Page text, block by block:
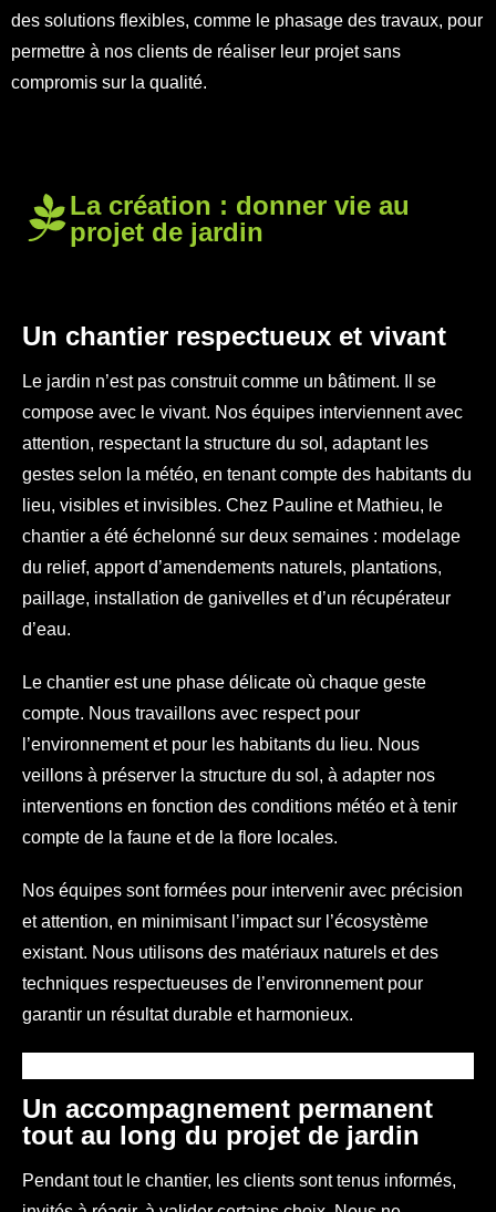
des solutions flexibles, comme le phasage des travaux, pour
permettre à nos clients de réaliser leur projet sans
compromis sur la qualité.
La création : donner vie au
projet de jardin
Un chantier respectueux et vivant
Le jardin n’est pas construit comme un bâtiment. Il se
compose avec le vivant. Nos équipes interviennent avec
attention, respectant la structure du sol, adaptant les
gestes selon la météo, en tenant compte des habitants du
lieu, visibles et invisibles. Chez Pauline et Mathieu, le
chantier a été échelonné sur deux semaines : modelage
du relief, apport d’amendements naturels, plantations,
paillage, installation de ganivelles et d’un récupérateur
d’eau.
Le chantier est une phase délicate où chaque geste
compte. Nous travaillons avec respect pour
l’environnement et pour les habitants du lieu. Nous
veillons à préserver la structure du sol, à adapter nos
interventions en fonction des conditions météo et à tenir
compte de la faune et de la flore locales.
Nos équipes sont formées pour intervenir avec précision
et attention, en minimisant l’impact sur l’écosystème
existant. Nous utilisons des matériaux naturels et des
techniques respectueuses de l’environnement pour
garantir un résultat durable et harmonieux.
Un accompagnement permanent
tout au long du projet de jardin
Pendant tout le chantier, les clients sont tenus informés,